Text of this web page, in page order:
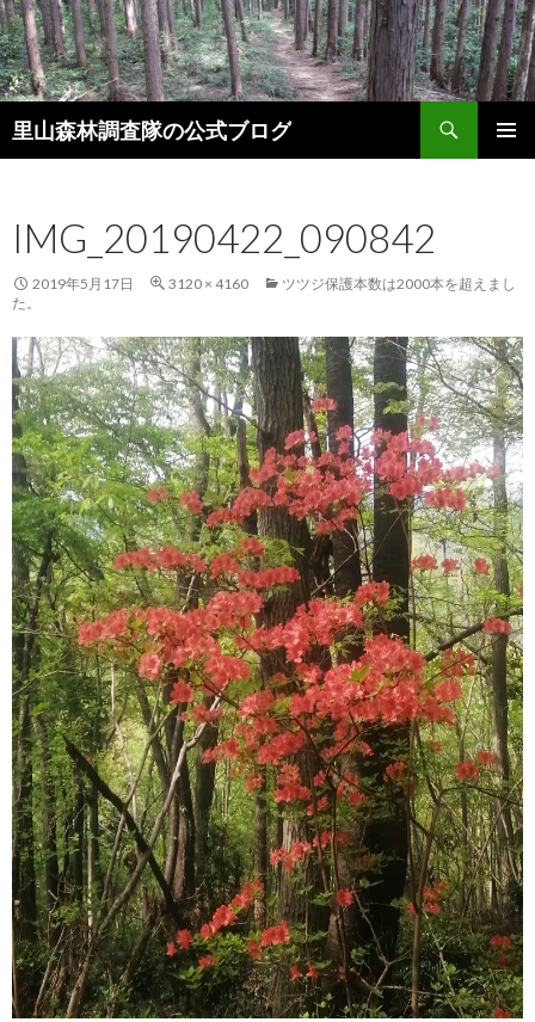
里山森林調査隊の公式ブログ
索
ン
ツ
へ
ス
ッ
プ
IMG_20190422_090842
2019年5月17日 3120 × 4160
ツツジ保護本数は2000本を超えまし
た。